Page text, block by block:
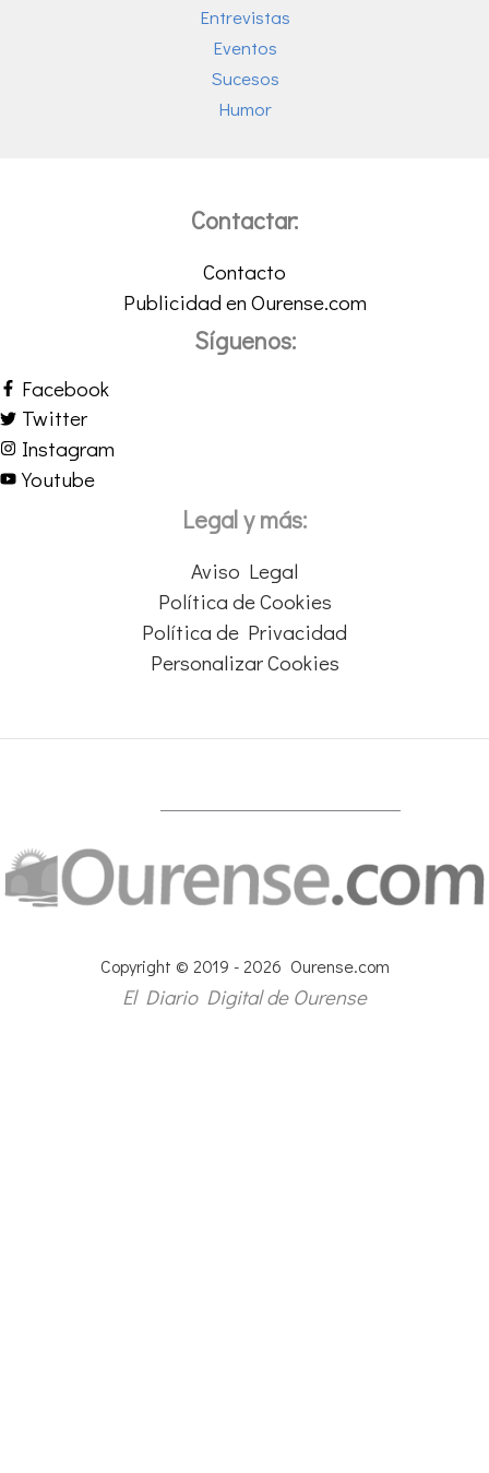
Entrevistas
Eventos
Sucesos
Humor
Contactar:
Contacto
Publicidad en Ourense.com
Síguenos:
Facebook
Twitter
Instagram
Youtube
Legal y más:
Aviso Legal
Política de Cookies
Política de Privacidad
Personalizar Cookies
Copyright © 2019 - 2026 Ourense.com
El Diario Digital de Ourense